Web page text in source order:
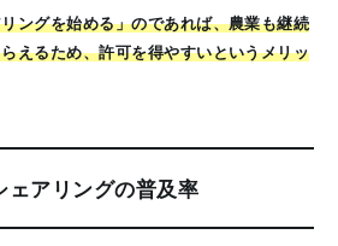
ングを始める」のであれば、農業も継続
えるため、許可を得やすいというメリッ
ェアリングの普及率